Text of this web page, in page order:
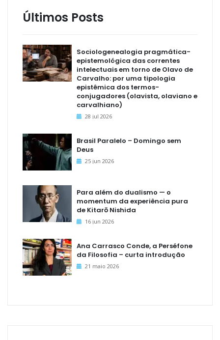
Últimos Posts
Sociologenealogia pragmática-
epistemológica das correntes
intelectuais em torno de Olavo de
Carvalho: por uma tipologia
epistêmica dos termos-
conjugadores (olavista, olaviano e
carvalhiano)
28 jul 2026
Brasil Paralelo – Domingo sem
Deus
25 jun 2026
Para além do dualismo — o
momentum da experiência pura
de Kitarō Nishida
16 jun 2026
Ana Carrasco Conde, a Perséfone
da Filosofia – curta introdução
21 maio 2026